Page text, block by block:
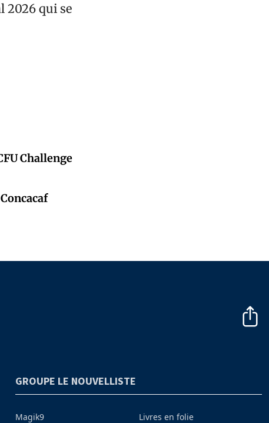
2026 qui se
Challenge
GROUPE LE NOUVELLISTE
Magik9 Livres en folie